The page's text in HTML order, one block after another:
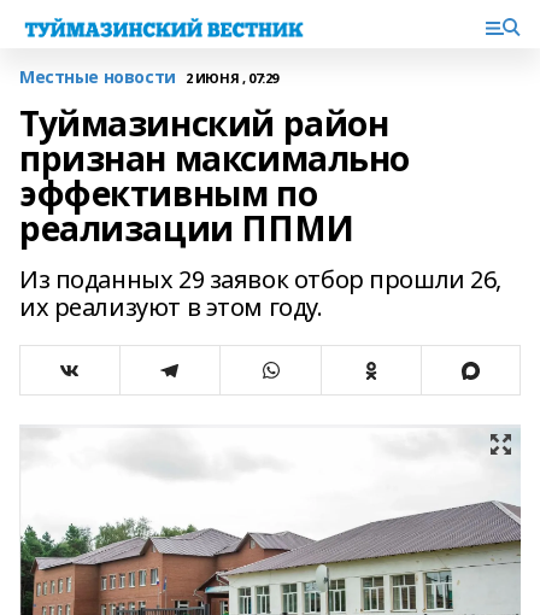
Местные новости 2 ИЮНЯ , 07:29
Туймазинский район
признан максимально
эффективным по
реализации ППМИ
Из поданных 29 заявок отбор прошли 26,
их реализуют в этом году.